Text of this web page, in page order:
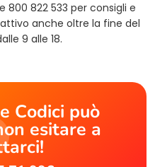
800 822 533 per consigli e
anche oltre la fine del
9 alle 18.
Codici può
esitare a